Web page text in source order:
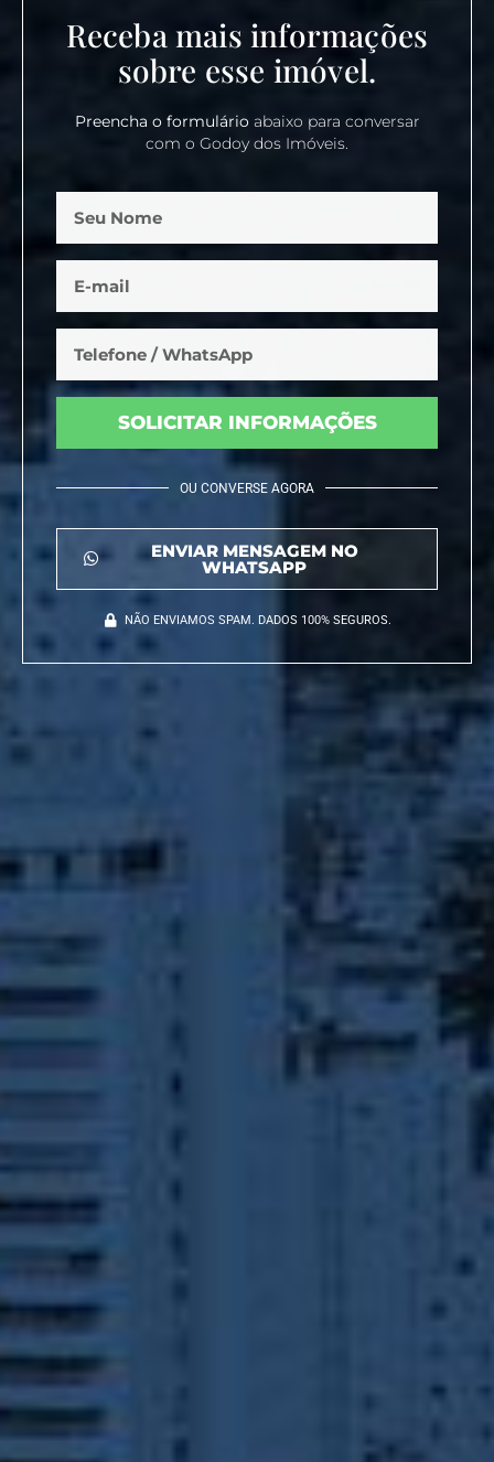
Receba mais informações
sobre esse imóvel.
Preencha o formulárioabaixo para conversar
com o Godoy dos Imóveis.
SOLICITAR INFORMAÇÕES
OU CONVERSE AGORA
ENVIAR MENSAGEM NO
WHATSAPP
NÃO ENVIAMOS SPAM. DADOS 100% SEGUROS.